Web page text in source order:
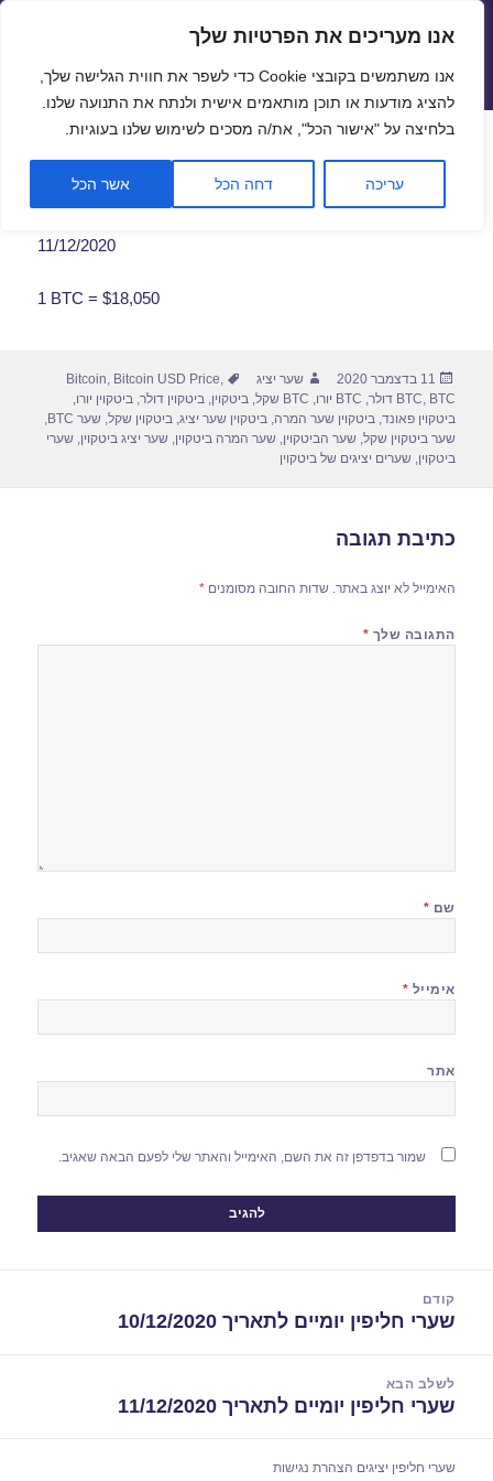
פתח
אנו מעריכים את הפרטיות שלך
אנו משתמשים בקובצי Cookie כדי לשפר את חווית הגלישה שלך,
להציג מודעות או תוכן מותאמים אישית ולנתח את התנועה שלנו.
בלחיצה על "אישור הכל", את/ה מסכים לשימוש שלנו בעוגיות.
עריכה דחה הכל אשר הכל
שערי חליפין יציגים – שער יציג
תפריטים
ווידג'טים
שער ביטקוין לתאריך 11/12/2020
11/12/2020
1 BTC = $18,050
פורסם
בתאריך
11 בדצמבר 2020 מחבר
שער יציג תגיות Bitcoin, Bitcoin USD Price,
BTC, BTC דולר , BTC יורו , BTC שקל ,ביטקוין,ביטקוין דולר,ביטקוין יורו,
ביטקוין פאונד,ביטקוין שער המרה,ביטקוין שער יציג,ביטקוין שקל,שער BTC
,
שער ביטקוין שקל,שער הביטקוין,שער המרה ביטקוין,שער יציג ביטקוין,שערי
ביטקוין,שערים יציגים של ביטקוין
כתיבת תגובה
האימייל לא יוצג באתר. שדות החובה מסומנים*
התגובה שלך *
שם *
אימייל *
אתר
שמור בדפדפן זה את השם, האימייל והאתר שלי לפעם הבאה שאגיב.
קודם
הפוסט
שערי חליפין יומיים לתאריך 10/12/2020
לשלב הבא
הפוסט
שערי חליפין יומיים לתאריך 11/12/2020
שערי חליפין יציגים הצהרת נגישות